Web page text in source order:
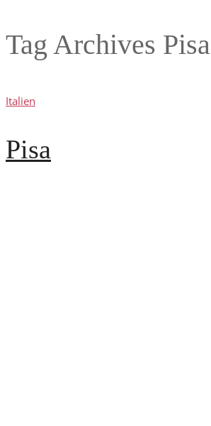
Tag Archives Pisa
Italien
Pisa